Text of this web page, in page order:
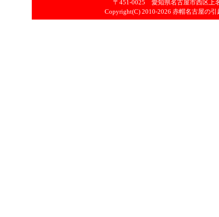
〒451-0025 愛知県名古屋市西区上
Copyright(C) 2010-2026 赤帽名古屋の引